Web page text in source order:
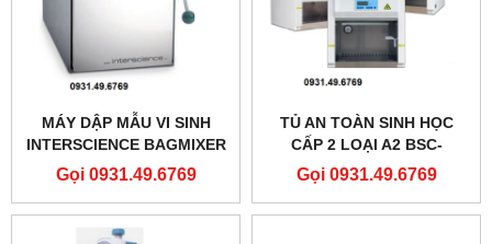
MÁY DẬP MẪU VI SINH
INTERSCIENCE BAGMIXER
400P
Gọi 0931.49.6769
TỦ AN TOÀN SINH HỌC
CẤP 2 LOẠI A2 BSC-
700IIA2-EP
Gọi 0931.49.6769